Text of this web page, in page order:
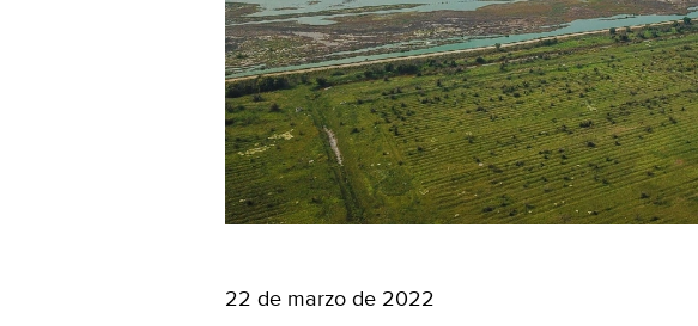
22 de marzo de 2022